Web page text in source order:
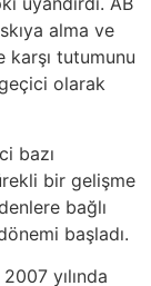
alma ve
karşı tutumunu
olarak
bazı
bir gelişme
bağlı
başladı.
yılında